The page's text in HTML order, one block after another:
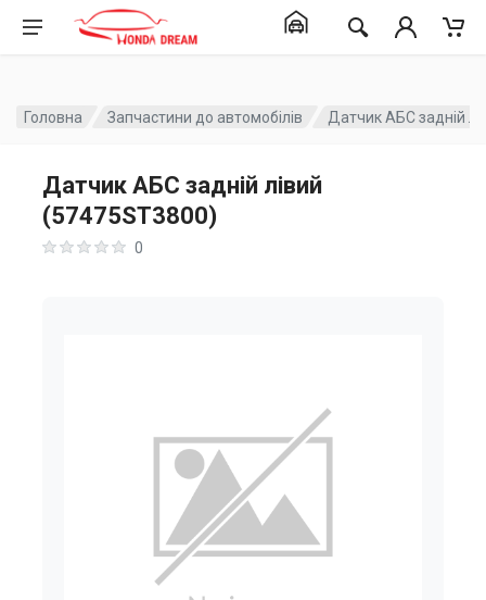
Головна Запчастини до автомобілів Датчик АБС задній
Датчик АБС задній лівий
(57475ST3800)
0